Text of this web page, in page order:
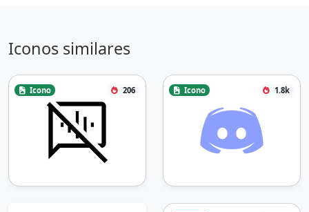
Iconos similares
Icono 206 Icono 1.8k